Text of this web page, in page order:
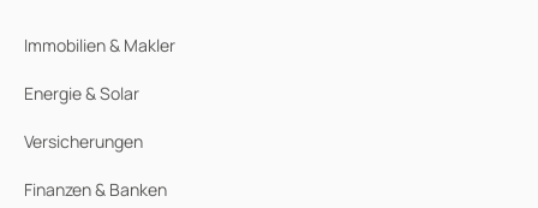
Immobilien & Makler
Energie & Solar
Versicherungen
Finanzen & Banken